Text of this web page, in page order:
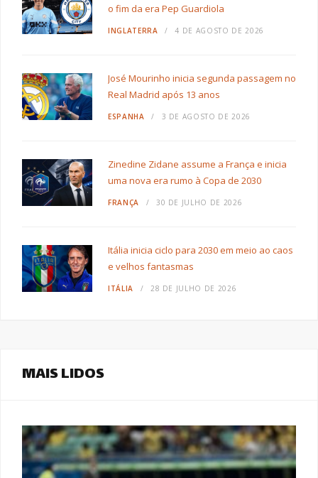
o fim da era Pep Guardiola
INGLATERRA 4 DE AGOSTO DE 2026
José Mourinho inicia segunda passagem no
Real Madrid após 13 anos
ESPANHA 3 DE AGOSTO DE 2026
Zinedine Zidane assume a França e inicia
uma nova era rumo à Copa de 2030
FRANÇA 30 DE JULHO DE 2026
Itália inicia ciclo para 2030 em meio ao caos
e velhos fantasmas
ITÁLIA 28 DE JULHO DE 2026
MAIS LIDOS